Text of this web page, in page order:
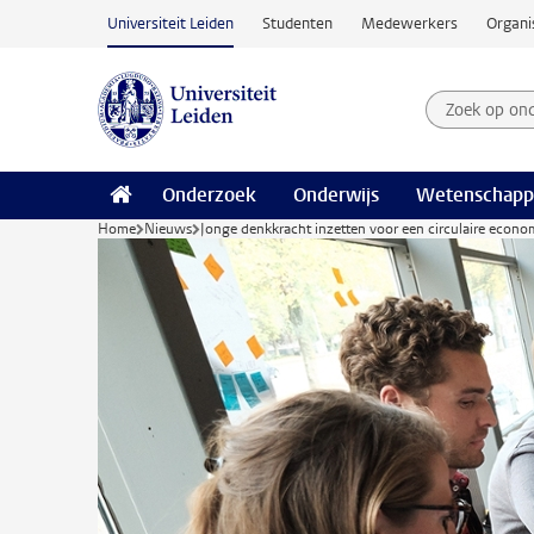
Ga naar hoofdinhoud
Universiteit Leiden Studenten Medewerkers
Zoek op
Zoekterm
Onderzoek Onderwijs
Home Nieuws Jonge denkkracht inzetten voor een circulaire